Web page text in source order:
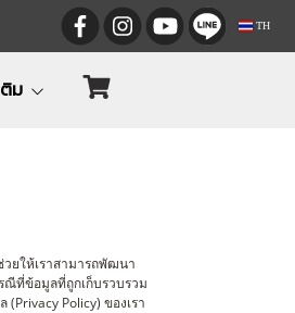
TH
ม
ยให้เราสามารถพัฒนา
ณีที่ข้อมูลที่ถูกเก็บรวบรวม
Policy) ของเรา